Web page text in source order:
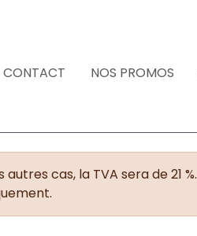
CONTACT NOS PROMOS
cas, la TVA sera de 21 %.